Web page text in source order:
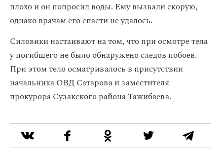
плохо и он попросил воды. Ему вызвали скорую,
однако врачам его спасти не удалось.
Силовики настаивают на том, что при осмотре тела
у погибшего не было обнаружено следов побоев.
При этом тело осматривалось в присутствии
начальника ОВД Сатарова и заместителя
прокурора Сузакского района Тажибаева.